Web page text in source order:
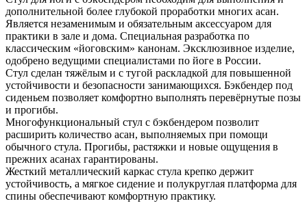
дополнительной более глубокой проработки многих асан.
Является незаменимым и обязательным аксессуаром для
практики в зале и дома. Специальная разработка по
классическим «йоговским» канонам. Эксклюзивное изделие,
одобрено ведущими специалистами по йоге в России.
Стул сделан тяжёлым и с тугой раскладкой для повышенной
устойчивости и безопасности занимающихся. Бэкбендер под
сиденьем позволяет комфортно выполнять перевёрнутые позы
и прогибы.
Многофункциональный стул с бэкбендером позволит
расширить количество асан, выполняемых при помощи
обычного стула. Прогибы, растяжки и новые ощущения в
прежних асанах гарантированы.
Жесткий металлический каркас стула крепко держит
устойчивость, а мягкое сидение и полукруглая платформа для
спины обеспечивают комфортную практику.